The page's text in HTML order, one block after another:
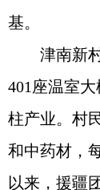
基。
津南新
401座温室
柱产业。村
和中药材，
以来，援疆